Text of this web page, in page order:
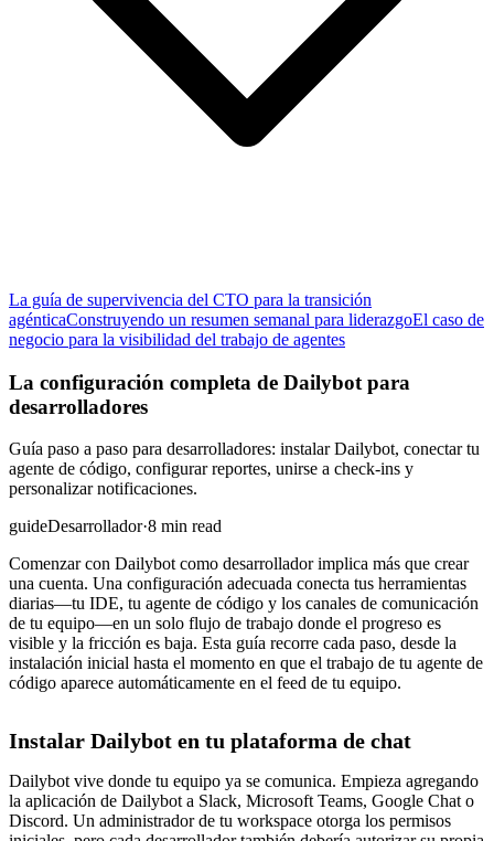
La guía de supervivencia del CTO para la transición
agénticaConstruyendo un resumen semanal para liderazgoEl caso de
negocio para la visibilidad del trabajo de agentes
La configuración completa de Dailybot para
desarrolladores
Guía paso a paso para desarrolladores: instalar Dailybot, conectar tu
agente de código, configurar reportes, unirse a check-ins y
personalizar notificaciones.
guideDesarrollador·8 min read
Comenzar con Dailybot como desarrollador implica más que crear
una cuenta. Una configuración adecuada conecta tus herramientas
diarias—tu IDE, tu agente de código y los canales de comunicación
de tu equipo—en un solo flujo de trabajo donde el progreso es
visible y la fricción es baja. Esta guía recorre cada paso, desde la
instalación inicial hasta el momento en que el trabajo de tu agente de
código aparece automáticamente en el feed de tu equipo.
Instalar Dailybot en tu plataforma de chat
Dailybot vive donde tu equipo ya se comunica. Empieza agregando
la aplicación de Dailybot a Slack, Microsoft Teams, Google Chat o
Discord. Un administrador de tu workspace otorga los permisos